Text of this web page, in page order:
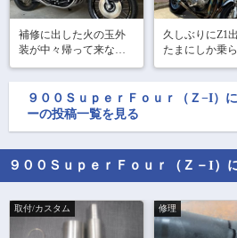
補修に出した火の玉外
装が中々帰って来ない
ので前回の2Fタイガー
カラーに続いて、次は
2S玉虫カラーに載せ替
えてます😘
久しぶりにZ1
たまにしか乗
に調子がイイ👍
９００ＳｕｐｅｒＦｏｕｒ（Ｚ−I）
ーの投稿一覧を見る
９００ＳｕｐｅｒＦｏｕｒ（Ｚ－I）
取付/カスタム 修理